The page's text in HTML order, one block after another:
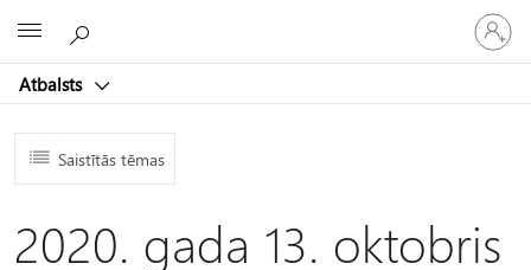
Atbalsts
savā
kontā
Saistītās tēmas
2020. gada 13. oktobris